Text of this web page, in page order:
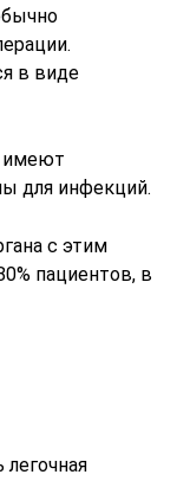
в виде
имеют
для инфекций.
с этим
пациентов, в